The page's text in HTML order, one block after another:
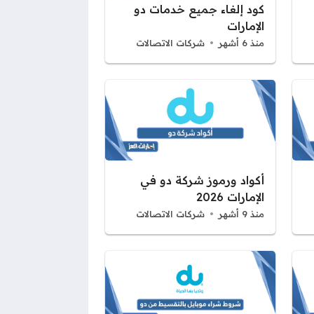
كود إلغاء جميع خدمات دو
الإمارات
منذ 6 أشهر شركات الاتصالات
أكواد ورموز شركة دو في
الإمارات 2026
منذ 9 أشهر شركات الاتصالات